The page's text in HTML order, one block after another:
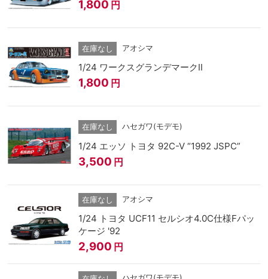
1,800 円
在庫なし アオシマ
1/24 ワークスグランデマークⅡ
1,800 円
在庫なし ハセガワ(モデモ)
1/24 エッソ トヨタ 92C-V “1992 JSPC”
3,500 円
在庫なし アオシマ
1/24 トヨタ UCF11 セルシオ4.0C仕様Fパッ
ケージ '92
2,900 円